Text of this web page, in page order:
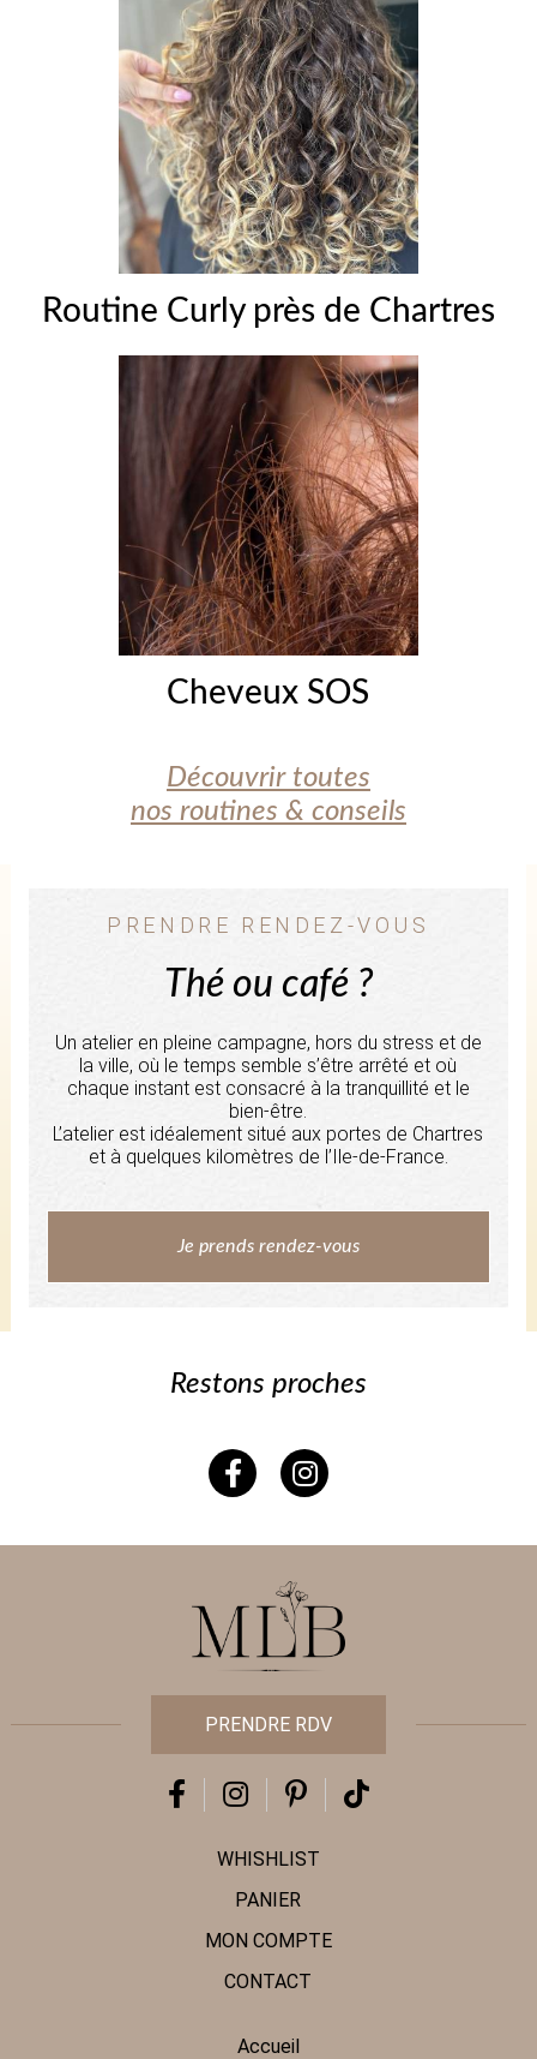
Routine Curly près de Chartres
Cheveux SOS
Découvrir toutes
nos routines & conseils
PRENDRE RENDEZ-VOUS
Thé ou café ?
Un atelier en pleine campagne, hors du stress et de
la ville, où le temps semble s’être arrêté et où
chaque instant est consacré à la tranquillité et le
bien-être.
L’atelier est idéalement situé aux portes de Chartres
et à quelques kilomètres de l’Ile-de-France.
Je prends rendez-vous
Restons proches
PRENDRE RDV
WHISHLIST
PANIER
MON COMPTE
CONTACT
Accueil